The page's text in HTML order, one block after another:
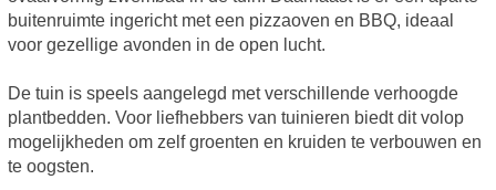
buitenruimte ingericht met een pizzaoven en BBQ, ideaal
voor gezellige avonden in de open lucht.
De tuin is speels aangelegd met verschillende verhoogde
plantbedden. Voor liefhebbers van tuinieren biedt dit volop
mogelijkheden om zelf groenten en kruiden te verbouwen en
te oogsten.